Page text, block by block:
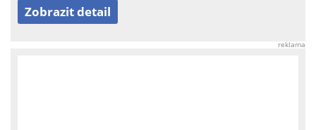
Zobrazit detail
reklama